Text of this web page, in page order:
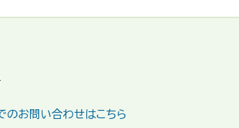
のお問い合わせはこちら